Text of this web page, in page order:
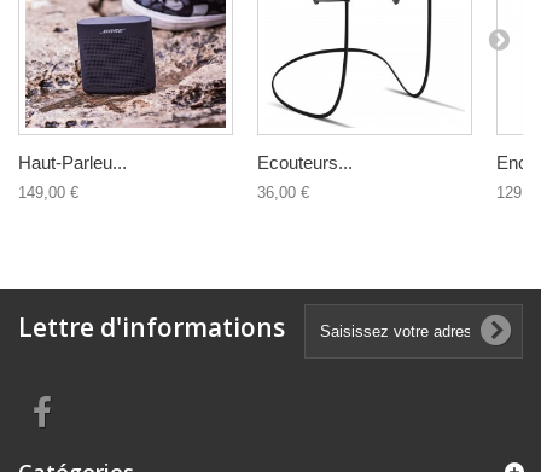
Haut-Parleu...
149,00 €
Ecouteurs...
36,00 €
Lettre d'informations